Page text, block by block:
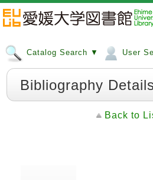
Catalog Search ▼ User
Bibliography
Back to